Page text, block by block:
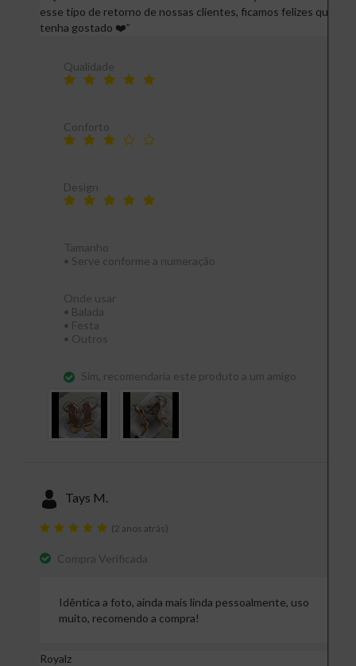
esse tipo de retorno de nossas clientes, ficamos felizes que
tenha gostado ❤️”
Qualidade
Conforto
Design
Tamanho
• Serve conforme a numeração
Onde usar
• Balada
• Festa
• Outros
Sim, recomendaria este produto a um amigo
Tays M.
(2 anos atrás)
Compra Verificada
Idêntica a foto, ainda mais linda pessoalmente, uso
muito, recomendo a compra!
Royalz